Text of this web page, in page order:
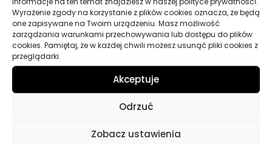
Wyrażenie zgody na korzystanie z plików cookies oznacza, że będą
one zapisywane na Twoim urządzeniu. Masz możliwość
zarządzania warunkami przechowywania lub dostępu do plików
cookies. Pamiętaj, że w każdej chwili możesz usunąć pliki cookies z
przeglądarki.
Akceptuje
Odrzuć
Zobacz ustawienia
Lepkość ISO VG 460
Pojemność 10 l